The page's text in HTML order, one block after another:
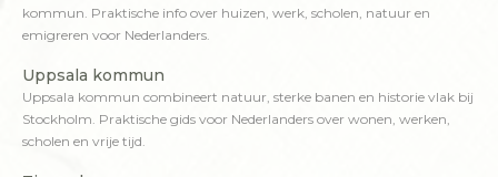
kommun. Praktische info over huizen, werk, scholen, natuur en
emigreren voor Nederlanders.
Uppsala kommun
Uppsala kommun combineert natuur, sterke banen en historie vlak bij
Stockholm. Praktische gids voor Nederlanders over wonen, werken,
scholen en vrije tijd.